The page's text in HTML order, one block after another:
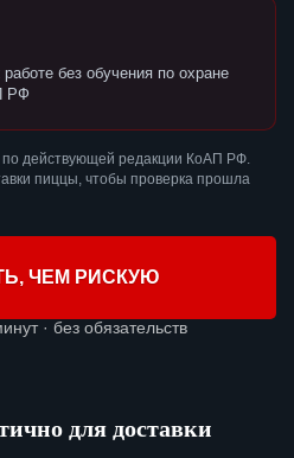
без обучения по охране
РФ
действующей редакции КоАП РФ.
пиццы, чтобы проверка прошла
ЧЕМ РИСКУЮ
· без обязательств
для доставки